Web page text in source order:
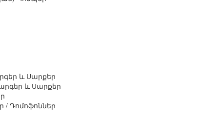
և Սարքեր
և Սարքեր
Դոմոֆոններ